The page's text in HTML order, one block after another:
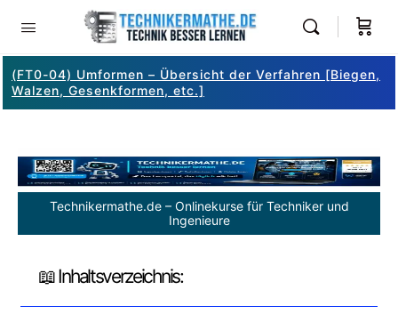
(FT0-04) Umformen – Übersicht der Verfahren [Biegen,
Walzen, Gesenkformen, etc.]
Technikermathe.de – Onlinekurse für Techniker und
Ingenieure
📖 Inhaltsverzeichnis: